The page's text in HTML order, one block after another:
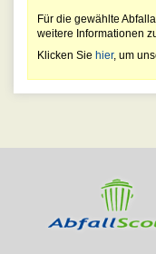
Für die gewählte
weitere Informationen
Klicken Sie hier, um